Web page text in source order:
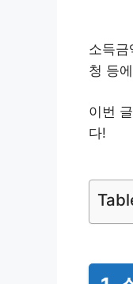
소득
청 등
이번
다!